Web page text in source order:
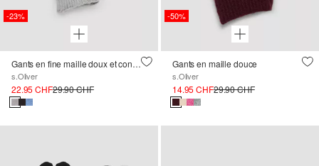
-23%
Gants en fine maille doux et confortables
s.Oliver
22.95 CHF29.90 CHF
-50%
Gants en maille douce
s.Oliver
14.95 CHF29.90 CHF